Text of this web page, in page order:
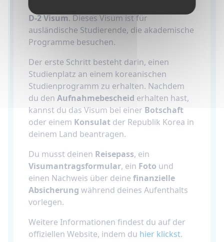
Um in Korea zu studieren, benötigst du ein
D-2 Visum. Dieses Visum ist für
ausländische Studierende, die akademische
Programme besuchen.
Der erste Schritt besteht darin, einen
Studienplatz an einem koreanischen
Studienprogramm zu erhalten. Nachdem
du den Aufnahmebescheid erhalten hast,
kannst du das Visum bei einer Botschaft
oder einem Konsulat der Republik Korea in
deinem Land beantragen.
Du musst deinen Reisepass, ein
Visumantragsformular, ein Foto und
einen Nachweis über deine finanzielle
Absicherung während deines Aufenthalts
vorlegen.
Weitere Informationen findest du auf der
offiziellen Website, indem du hier klickst.